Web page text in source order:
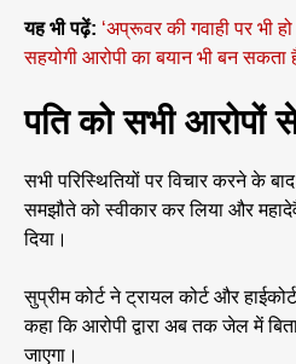
यह भी पढ़ें: ‘अप्रूवर की गवाही पर भी
सहयोगी आरोपी का बयान भी बन सकता
पति को सभी आरोपों
सभी परिस्थितियों पर विचार करने के
समझौते को स्वीकार कर लिया और
दिया।
सुप्रीम कोर्ट ने ट्रायल कोर्ट और
कहा कि आरोपी द्वारा अब तक जेल में
जाएगा।